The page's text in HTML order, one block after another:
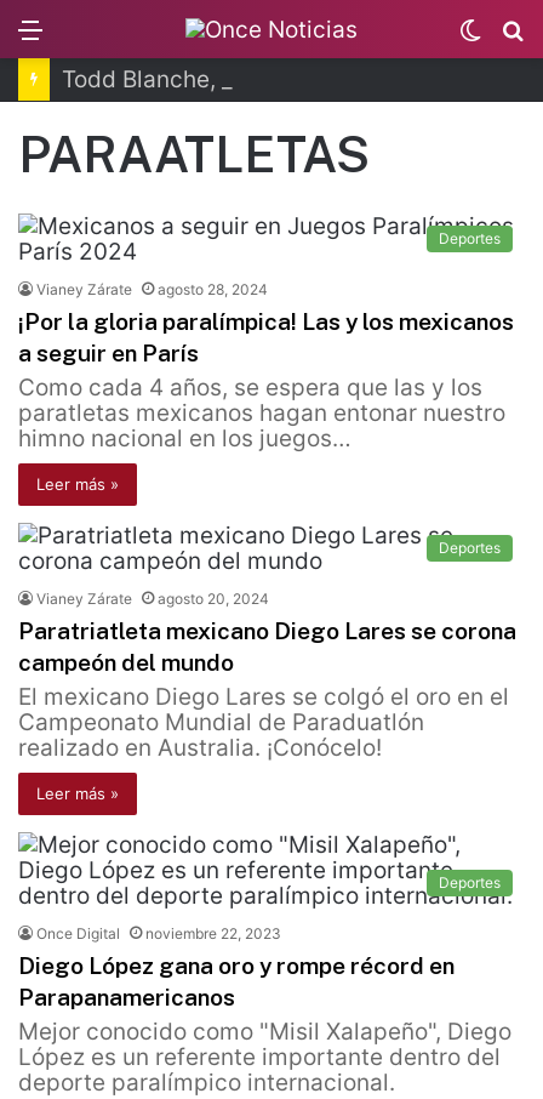
Switch
skin
PARAATLETAS
Deportes
Vianey Zárate agosto 28, 2024
¡Por la gloria paralímpica! Las y los mexicanos
a seguir en París
Como cada 4 años, se espera que las y los
paratletas mexicanos hagan entonar nuestro
himno nacional en los juegos…
Leer más »
Deportes
Vianey Zárate agosto 20, 2024
Paratriatleta mexicano Diego Lares se corona
campeón del mundo
El mexicano Diego Lares se colgó el oro en el
Campeonato Mundial de Paraduatlón
realizado en Australia. ¡Conócelo!
Leer más »
Deportes
Once Digital noviembre 22, 2023
Diego López gana oro y rompe récord en
Parapanamericanos
Mejor conocido como "Misil Xalapeño", Diego
López es un referente importante dentro del
deporte paralímpico internacional.